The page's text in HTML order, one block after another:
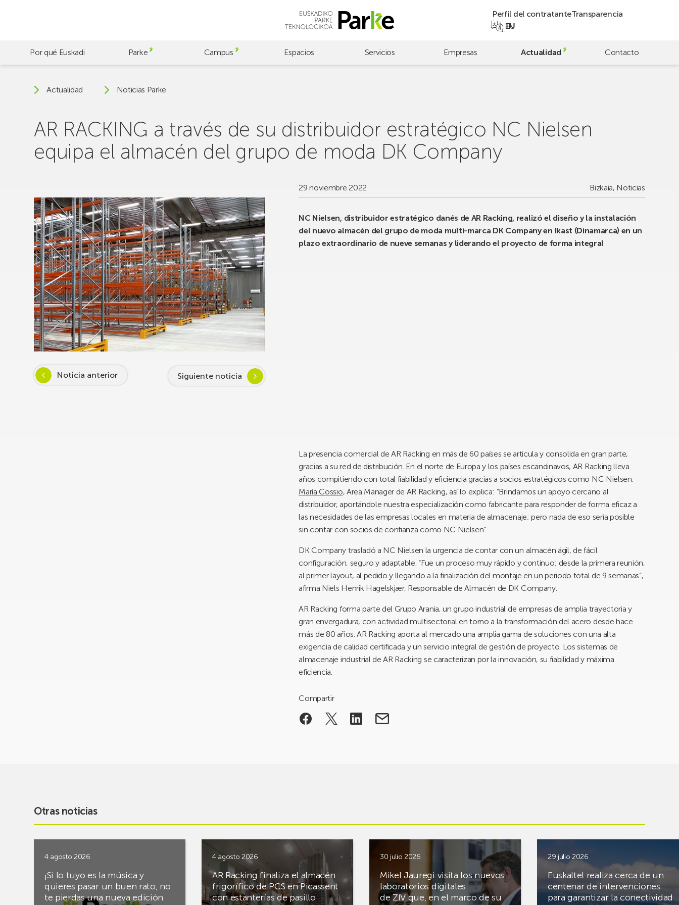
Perfil del contratanteTransparencia
EU
EN
Por qué Euskadi Parke Campus Espacios Servicios Empresas Actualidad Contacto
Actualidad Noticias Parke
AR RACKING a través de su distribuidor estratégico NC Nielsen
equipa el almacén del grupo de moda DK Company
Noticia anterior Siguiente noticia
29 noviembre 2022 Bizkaia, Noticias
NC Nielsen, distribuidor estratégico danés de AR Racking, realizó el diseño y la instalación
del nuevo almacén del grupo de moda multi-marca DK Company en Ikast (Dinamarca) en un
plazo extraordinario de nueve semanas y liderando el proyecto de forma integral
La presencia comercial de AR Racking en más de 60 países se articula y consolida en gran parte,
gracias a su red de distribución. En el norte de Europa y los países escandinavos, AR Racking lleva
años compitiendo con total fiabilidad y eficiencia gracias a socios estratégicos como NC Nielsen.
María Cossio, Area Manager de AR Racking, así lo explica: “Brindamos un apoyo cercano al
distribuidor, aportándole nuestra especialización como fabricante para responder de forma eficaz a
las necesidades de las empresas locales en materia de almacenaje; pero nada de eso sería posible
sin contar con socios de confianza como NC Nielsen”.
DK Company trasladó a NC Nielsen la urgencia de contar con un almacén ágil, de fácil
configuración, seguro y adaptable. “Fue un proceso muy rápido y continuo: desde la primera reunión,
al primer layout, al pedido y llegando a la finalización del montaje en un periodo total de 9 semanas”,
afirma Niels Henrik Hagelskjær, Responsable de Almacén de DK Company.
AR Racking forma parte del Grupo Arania, un grupo industrial de empresas de amplia trayectoria y
gran envergadura, con actividad multisectorial en torno a la transformación del acero desde hace
más de 80 años. AR Racking aporta al mercado una amplia gama de soluciones con una alta
exigencia de calidad certificada y un servicio integral de gestión de proyecto. Los sistemas de
almacenaje industrial de AR Racking se caracterizan por la innovación, su fiabilidad y máxima
eficiencia.
Compartir
Otras noticias
4 agosto 2026
¡Si lo tuyo es la música y
quieres pasar un buen rato, no
te pierdas una nueva edición
4 agosto 2026
AR Racking finaliza el almacén
frigorífico de PCS en Picassent
con estanterías de pasillo
30 julio 2026
Mikel Jauregi visita los nuevos
laboratorios digitales
de ZIV que, en el marco de su
29 julio 2026
Euskaltel realiza cerca de un
centenar de intervenciones
para garantizar la conectividad